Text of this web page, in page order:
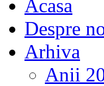
Acasa
Despre
Arhiva
Anii